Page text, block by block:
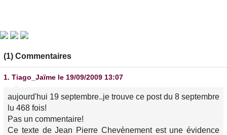
(1) Commentaires
1. Tiago_Jaïme le 19/09/2009 13:07
aujourd'hui 19 septembre..je trouve ce post du 8 septembre
lu 468 fois!
Pas un commentaire!
Ce texte de Jean Pierre Chevènement est une évidence